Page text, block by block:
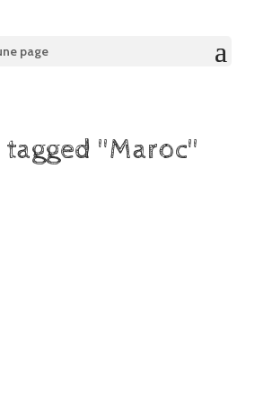
page
tagged "Maroc"